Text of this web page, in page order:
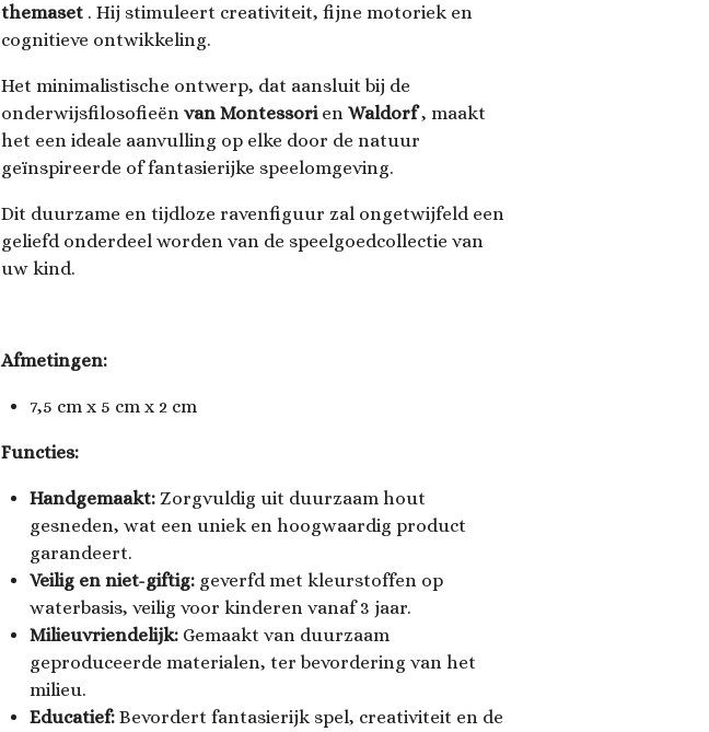
themaset . Hij stimuleert creativiteit, fijne motoriek en
cognitieve ontwikkeling.
Het minimalistische ontwerp, dat aansluit bij de
onderwijsfilosofieën van Montessori en Waldorf , maakt
het een ideale aanvulling op elke door de natuur
geïnspireerde of fantasierijke speelomgeving.
Dit duurzame en tijdloze ravenfiguur zal ongetwijfeld een
geliefd onderdeel worden van de speelgoedcollectie van
uw kind.
Afmetingen:
7,5 cm x 5 cm x 2 cm
Functies:
Handgemaakt: Zorgvuldig uit duurzaam hout
gesneden, wat een uniek en hoogwaardig product
garandeert.
Veilig en niet-giftig: geverfd met kleurstoffen op
waterbasis, veilig voor kinderen vanaf 3 jaar.
Milieuvriendelijk: Gemaakt van duurzaam
geproduceerde materialen, ter bevordering van het
milieu.
Educatief: Bevordert fantasierijk spel, creativiteit en de